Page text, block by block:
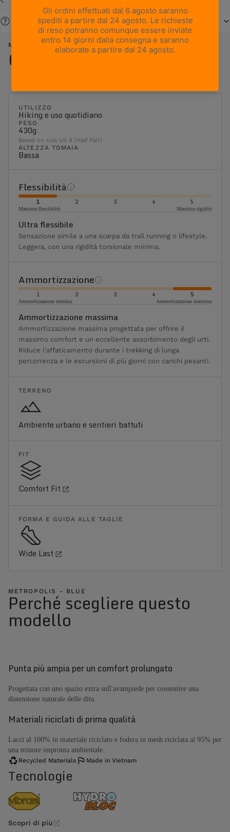
Serve aiuto?
METROPOLIS - BLUE
Caratteristiche
UTILIZZO
Hiking e uso quotidiano
PESO
430g
Based on size US 8 (Half Pair)
ALTEZZA TOMAIA
Bassa
Flessibilità
1 2 3 4 5
Massima flessibilità Massima rigidità
Ultra flessibile
Sensazione simile a una scarpa da trail running o lifestyle.
Leggera, con una rigidità torsionale minima.
Ammortizzazione
1 2 3 4 5
Ammortizzazione minima Ammortizzazione massima
Ammortizzazione massima
Ammortizzazione massima progettata per offrire il
massimo comfort e un eccellente assorbimento degli urti.
Riduce l'affaticamento durante i trekking di lunga
percorrenza e le escursioni di più giorni con carichi pesanti.
TERRENO
Ambiente urbano e sentieri battuti
FIT
Comfort Fit
FORMA E GUIDA ALLE TAGLIE
Wide Last
METROPOLIS - BLUE
Perché scegliere questo
modello
Punta più ampia per un comfort prolungato
Progettata con uno spazio extra sull'avampiede per consentire una
distensione naturale delle dita.
Materiali riciclati di prima qualità
Lacci al 100% in materiale riciclato e fodera in mesh riciclata al 95% per
una minore impronta ambientale.
Recycled Materials Made in Vietnam
Tecnologie
Scopri di più